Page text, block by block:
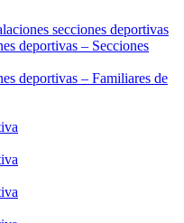
secciones deportivas
deportivas – Secciones
deportivas – Familiares de